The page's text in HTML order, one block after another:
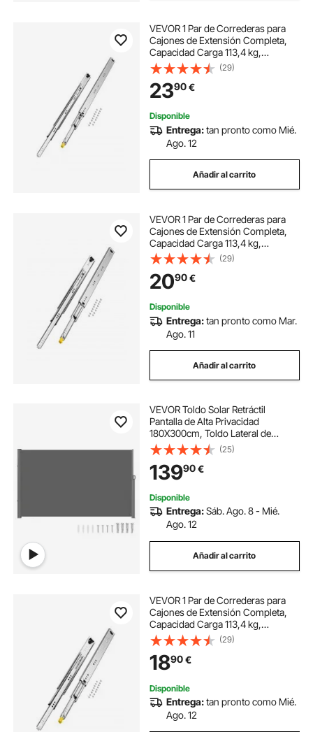
VEVOR 1 Par de Correderas para
Cajones de Extensión Completa,
Capacidad Carga 113,4 kg,
Rodamiento de Bolas con Riel
Deslizante para Cajones de Montaje
Lateral con Bloqueo, 750 x 53 x 19,5
mm
(29)
2390€
Disponible
Entrega:tan pronto como Mié.
Ago. 12
Añadir al carrito
VEVOR 1 Par de Correderas para
Cajones de Extensión Completa,
Capacidad Carga 113,4 kg,
Rodamiento de Bolas con Riel
Deslizante para Cajones de Montaje
Lateral con Bloqueo, 600 x 53 x
19,5 mm
(29)
2090€
Disponible
Entrega:tan pronto como Mar.
Ago. 11
Añadir al carrito
VEVOR Toldo Solar Retráctil
Pantalla de Alta Privacidad
180X300cm, Toldo Lateral de
Aluminio Separador Retráctil
Terraza, para Patio Jardín Gris
(25)
13990€
Disponible
Entrega:Sáb. Ago. 8 - Mié.
Ago. 12
Añadir al carrito
VEVOR 1 Par de Correderas para
Cajones de Extensión Completa,
Capacidad Carga 113,4 kg,
Rodamiento de Bolas con Riel
Deslizante para Cajones de Montaje
Lateral con Bloqueo, 500 x 53 x
19,5 mm
(29)
1890€
Disponible
Entrega:tan pronto como Mié.
Ago. 12